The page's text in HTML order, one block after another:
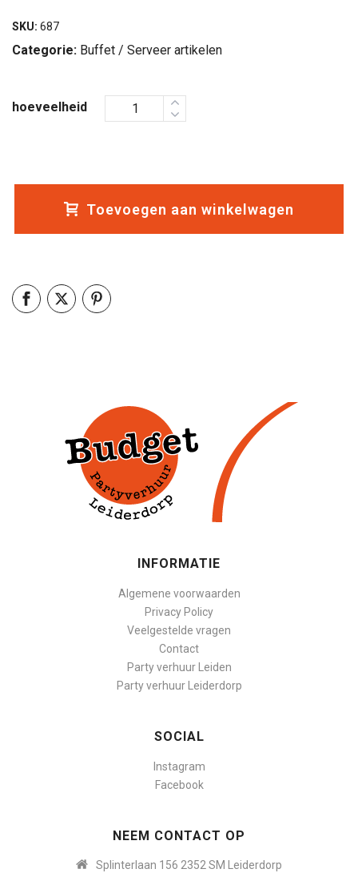
SKU: 687
Categorie: Buffet / Serveer artikelen
hoeveelheid
Toevoegen aan winkelwagen
INFORMATIE
Algemene voorwaarden
Privacy Policy
Veelgestelde vragen
Contact
Party verhuur Leiden
Party verhuur Leiderdorp
SOCIAL
Instagram
Facebook
NEEM CONTACT OP
Splinterlaan 156 2352 SM Leiderdorp